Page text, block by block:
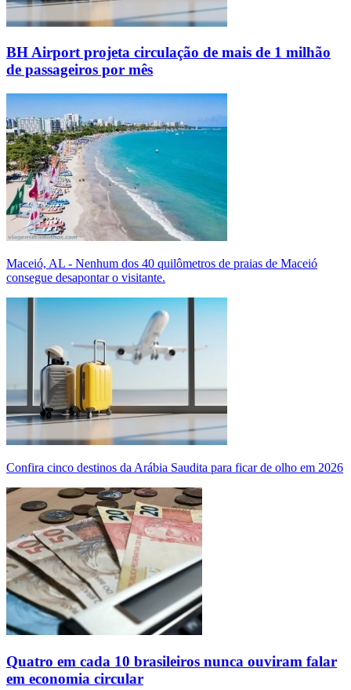
BH Airport projeta circulação de mais de 1 milhão
de passageiros por mês
Maceió, AL - Nenhum dos 40 quilômetros de praias de Maceió
consegue desapontar o visitante.
Confira cinco destinos da Arábia Saudita para ficar de olho em 2026
Quatro em cada 10 brasileiros nunca ouviram falar
em economia circular